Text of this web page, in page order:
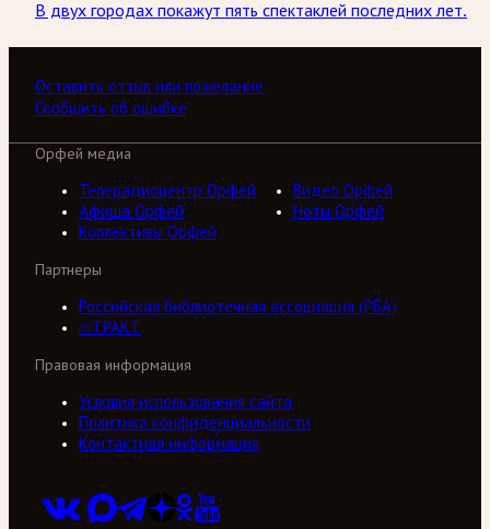
В двух городах покажут пять спектаклей последних лет.
Оставить отзыв или пожелание
Сообщить об ошибке
Орфей медиа
Телерадиоцентр Орфей
Видео Орфей
Афиша Орфей
Ноты Орфей
Коллективы Орфей
Партнеры
Российская библиотечная ассоциация (РБА)
///ТРАКТ
Правовая информация
Условия использования сайта
Политика конфиденциальности
Контактная информация